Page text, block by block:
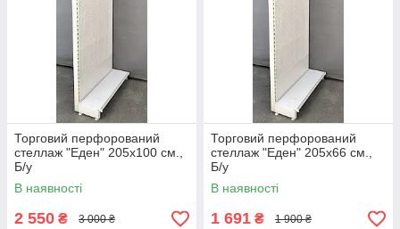
Торговий перфорований
стеллаж "Еден" 205х100 см.,
Б/у
В наявності
2 550 ₴ 3 000 ₴
Торговий перфорований
стеллаж "Еден" 205х66 см.,
Б/у
В наявності
1 691 ₴ 1 900 ₴